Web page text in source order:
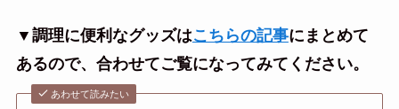
▼調理に便利なグッズはこちらの記事にまとめて
あるので、合わせてご覧になってみてください。
あわせて読みたい